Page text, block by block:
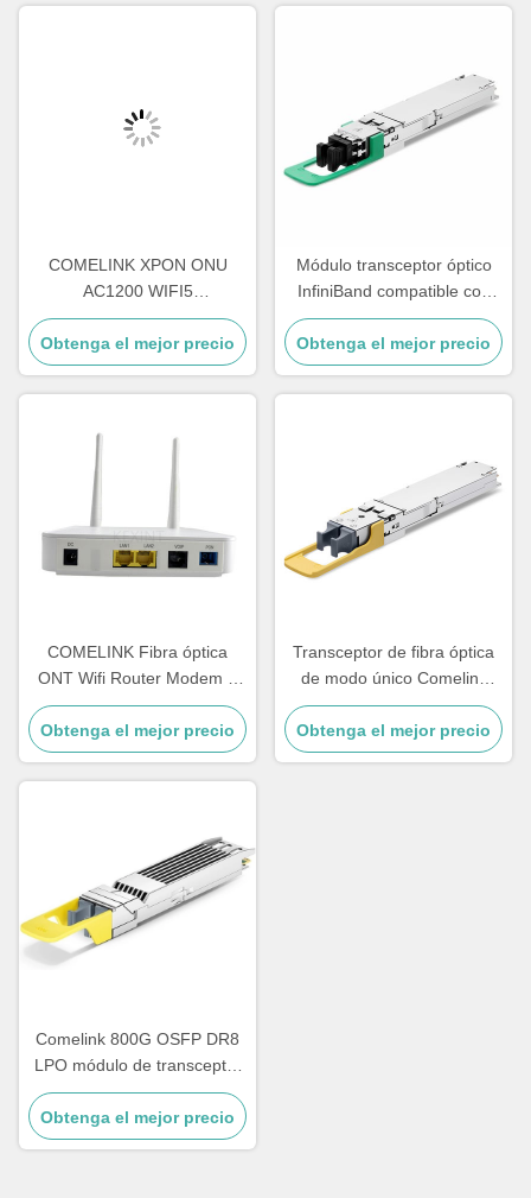
COMELINK XPON ONU
AC1200 WIFI5
4GE+1POTS+WIFI
2.4G&5.8G Wireless Onu
Obtenga el mejor precio
Módulo transceptor óptico
InfiniBand compatible con
Comelink 1.6T 2 X FR4
OSFP Flat Top PAM4
1310nm 2km Duplex
LC/UPC SMF
Obtenga el mejor precio
COMELINK Fibra óptica
ONT Wifi Router Modem 1
GE 1 FE 1 POT 2 LAN Gpon
ONU
Obtenga el mejor precio
Transceptor de fibra óptica
de modo único Comelink
MMS4A00 hasta 17 a 500m
1600Gbps 1.6T 2xDR4 Twin-
port OSFP 2xMPO 1310nm
Obtenga el mejor precio
Comelink 800G OSFP DR8
LPO módulo de transceptor
óptico, compatible con
800GBASE 2 x DR4/DR8
OSFP Ethernet módulos
Obtenga el mejor precio